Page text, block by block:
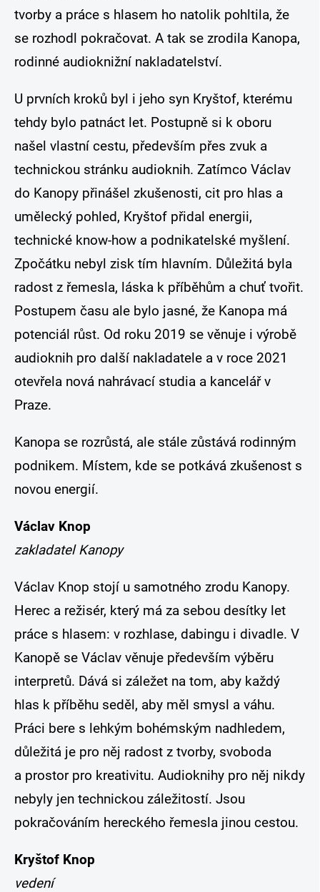
tvorby a práce s hlasem ho natolik pohltila, že
se rozhodl pokračovat. A tak se zrodila Kanopa,
rodinné audioknižní nakladatelství.
U prvních kroků byl i jeho syn Kryštof, kterému
tehdy bylo patnáct let. Postupně si k oboru
našel vlastní cestu, především přes zvuk a
technickou stránku audioknih. Zatímco Václav
do Kanopy přinášel zkušenosti, cit pro hlas a
umělecký pohled, Kryštof přidal energii,
technické know-how a podnikatelské myšlení.
Zpočátku nebyl zisk tím hlavním. Důležitá byla
radost z řemesla, láska k příběhům a chuť tvořit.
Postupem času ale bylo jasné, že Kanopa má
potenciál růst. Od roku 2019 se věnuje i výrobě
audioknih pro další nakladatele a v roce 2021
otevřela nová nahrávací studia a kancelář v
Praze.
Kanopa se rozrůstá, ale stále zůstává rodinným
podnikem. Místem, kde se potkává zkušenost s
novou energií.
Václav Knop
zakladatel Kanopy
Václav Knop stojí u samotného zrodu Kanopy.
Herec a režisér, který má za sebou desítky let
práce s hlasem: v rozhlase, dabingu i divadle. V
Kanopě se Václav věnuje především výběru
interpretů. Dává si záležet na tom, aby každý
hlas k příběhu seděl, aby měl smysl a váhu.
Práci bere s lehkým bohémským nadhledem,
důležitá je pro něj radost z tvorby, svoboda
a prostor pro kreativitu. Audioknihy pro něj nikdy
nebyly jen technickou záležitostí. Jsou
pokračováním hereckého řemesla jinou cestou.
Kryštof Knop
vedení